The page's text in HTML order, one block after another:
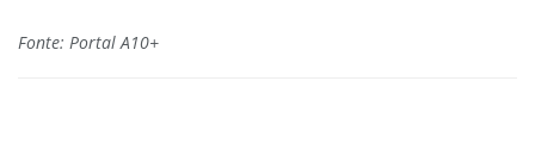
Fonte: Portal A10+